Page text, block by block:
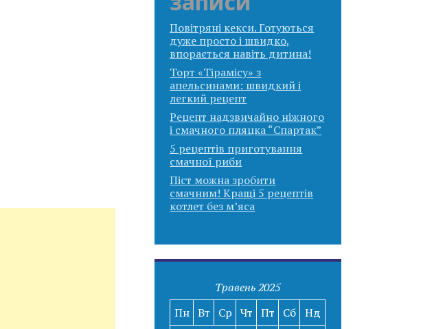
Повітряні кекси. Готуються
дуже просто і швидко,
впорається навіть дитина!
Торт «Тірамісу» з
апельсинами: швидкий і
легкий рецепт
Рецепт надзвичайно ніжного
і смачного пляцка “Спартак”
5 рецептів приготування
смачної риби
Піст можна зробити
смачним! Кращі 5 рецептів
котлет без м’яса
Травень 2025
Пн Вт Ср Чт Пт Сб Нд